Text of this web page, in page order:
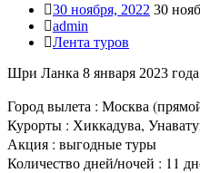
30 ноября, 2022 30
admin
Лента туров
Шри Ланка 8 января 2023 года
Город вылета : Москва
Курорты : Хиккадува,
Акция : выгодные туры
Количество дней/ночей : 11